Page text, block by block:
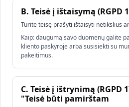
B. Teisė į ištaisymą (RGPD
Turite teisę prašyti ištaisyti netikslius
Kaip: daugumą savo duomenų galite
kliento paskyroje arba susisiekti su
pakeitimus.
C. Teisė į ištrynimą (RGPD
"Teisė būti pamirštam